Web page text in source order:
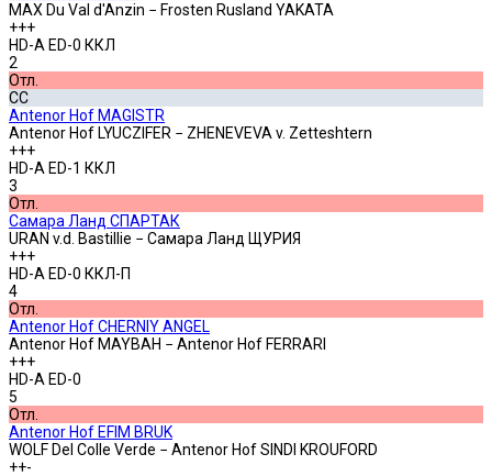
MAX Du Val d'Anzin − Frosten Rusland YAKATA
+++
HD-A ED-0 ККЛ
2
Отл.
СС
Antenor Hof MAGISTR
Antenor Hof LYUCZIFER − ZHENEVEVA v. Zetteshtern
+++
HD-A ED-1 ККЛ
3
Отл.
Самара Ланд СПАРТАК
URAN v.d. Bastillie − Самара Ланд ЩУРИЯ
+++
HD-A ED-0 ККЛ-П
4
Отл.
Antenor Hof CHERNIY ANGEL
Antenor Hof MAYBAH − Antenor Hof FERRARI
+++
HD-A ED-0
5
Отл.
Antenor Hof EFIM BRUK
WOLF Del Colle Verde − Antenor Hof SINDI KROUFORD
++-